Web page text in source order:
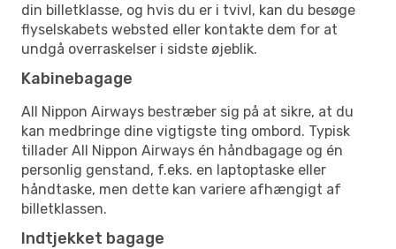
din billetklasse, og hvis du er i tvivl, kan du besøge
flyselskabets websted eller kontakte dem for at
undgå overraskelser i sidste øjeblik.
Kabinebagage
All Nippon Airways bestræber sig på at sikre, at du
kan medbringe dine vigtigste ting ombord. Typisk
tillader All Nippon Airways én håndbagage og én
personlig genstand, f.eks. en laptoptaske eller
håndtaske, men dette kan variere afhængigt af
billetklassen.
Indtjekket bagage